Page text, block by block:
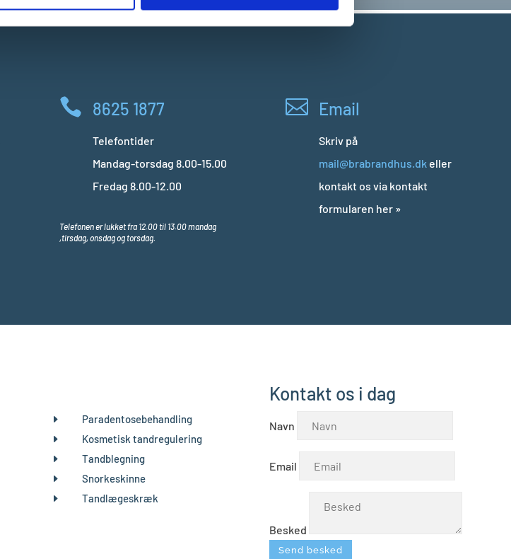
 8625 1877
Telefontider
Mandag-torsdag 8.00-15.00​
Fredag 8.00-12.00
Telefonen er lukket fra 12.00 til 13.00 mandag
,tirsdag, onsdag og torsdag.
 Email
Skriv på
mail@brabrandhus.dk eller
kontakt os via kontakt
formularen her »
E
Paradentosebehandling
E
Kosmetisk tandregulering
E
Tandblegning
E
Snorkeskinne
E
Tandlægeskræk
Kontakt os i dag
Navn
Email
Besked
Send besked